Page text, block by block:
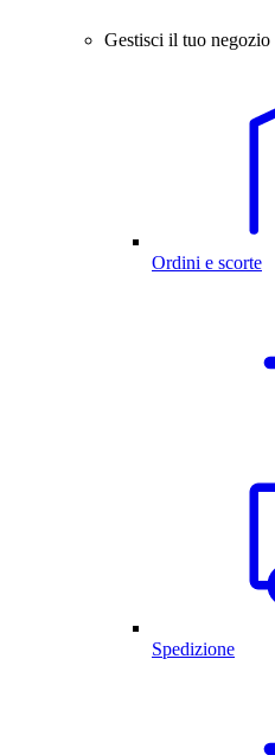
Gestisci il tuo negozio
Ordini e scorte
Spedizione